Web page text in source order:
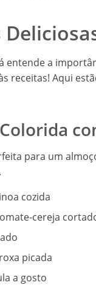
entende a
receitas! Aqui
para um
cozida
cereja
picada
a gosto